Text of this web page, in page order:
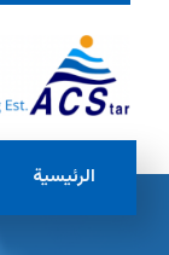
الرئيسية